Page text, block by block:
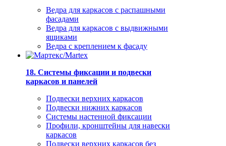
Ведра для каркасов с распашными
фасадами
Ведра для каркасов с выдвижными
ящиками
Ведра с креплением к фасаду
18. Системы фиксации и подвески
каркасов и панелей
Подвески верхних каркасов
Подвески нижних каркасов
Системы настенной фиксации
Профили, кронштейны для навески
каркасов
Подвески верхних каркасов без